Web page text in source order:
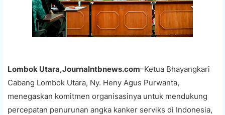
Lombok Utara,Journalntbnews.com–Ketua Bhayangkari
Cabang Lombok Utara, Ny. Heny Agus Purwanta,
menegaskan komitmen organisasinya untuk mendukung
percepatan penurunan angka kanker serviks di Indonesia,